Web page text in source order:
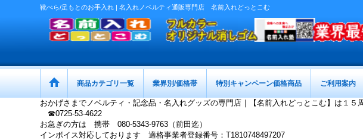
靴べら/足もとのお手入れ | 名入れノベルティ通販専門店 名前入れどっとこむ
商品カテゴリ一覧 業界別/価格帯 特別キャンペーン価格商品 ご利用案内
おかげさまでノベルティ・記念品・名入れグッズの専門店｜【名前入れどっとこむ】は１５
☎0725-53-4622
お急ぎの方は 携帯 080-5343-9763（前田迄）
インボイス対応しております 適格事業者登録番号：T1810748497207